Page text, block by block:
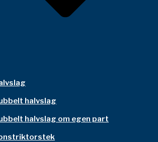
halvslag
halvslag om egen part